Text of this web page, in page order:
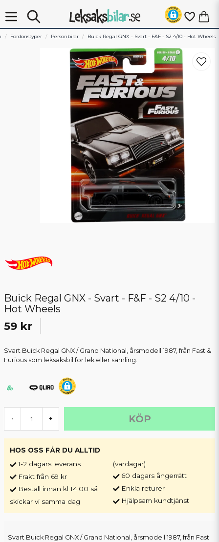
Fordonstyper Personbilar Buick Regal GNX - Svart - F&F - S2 4/10 - Hot Wheels
Buick Regal GNX - Svart - F&F - S2 4/10 -
Hot Wheels
59 kr
Svart Buick Regal GNX / Grand National, årsmodell 1987, från Fast &
Furious som leksaksbil för lek eller samling.
- + KÖP
HOS OSS FÅR DU ALLTID
1-2 dagars leverans
Frakt från 69 kr
Beställ innan kl 14.00 så
skickar vi samma dag
(vardagar)
60 dagars ångerrätt
Enkla returer
Hjälpsam kundtjänst
Svart Buick Regal GNX / Grand National, årsmodell 1987, från Fast